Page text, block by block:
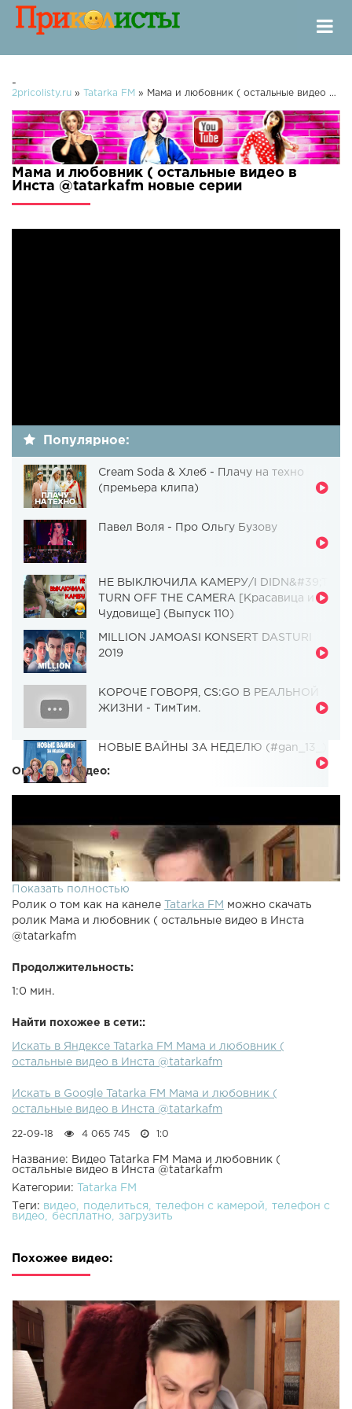
-
2pricolisty.ru » Tatarka FM » Мама и любовник ( остальные видео в Инста @tatarkafm
Мама и любовник ( остальные видео в
Инста @tatarkafm новые серии
Популярное:
Cream Soda & Хлеб - Плачу на техно
(премьера клипа)
Павел Воля - Про Ольгу Бузову
НЕ ВЫКЛЮЧИЛА КАМЕРУ/I DIDN&#39;T
TURN OFF THE CAMERA [Красавица и
Чудовище] (Выпуск 110)
MILLION JAMOASI KONSERT DASTURI
2019
КОРОЧЕ ГОВОРЯ, CS:GO В РЕАЛЬНОЙ
ЖИЗНИ - ТимТим.
НОВЫЕ ВАЙНЫ ЗА НЕДЕЛЮ (#gan_13_)
Описание видео:
Показать полностью
Ролик о том как на канеле
Tatarka FM можно скачать
ролик Мама и любовник ( остальные видео в Инста
@tatarkafm
Продолжительность:
1:0 мин.
Найти похожее в сети::
Искать в Яндексе Tatarka FM Мама и любовник (
остальные видео в Инста @tatarkafm
Искать в Google Tatarka FM Мама и любовник (
остальные видео в Инста @tatarkafm
22-09-18 4 065 745 1:0
Название: Видео Tatarka FM Мама и любовник (
остальные видео в Инста @tatarkafm
Категории:
Tatarka FM
Теги: видео поделиться телефон с камерой
телефон с
видео
бесплатно загрузить
Похожее видео: